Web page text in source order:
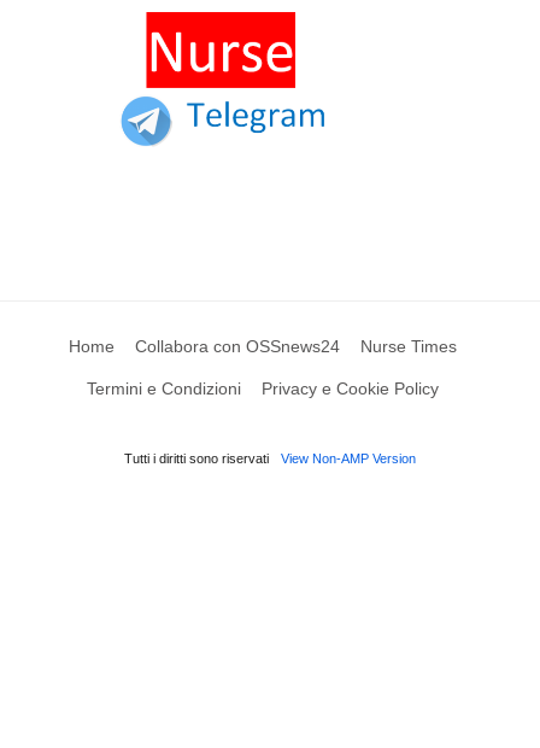
Home Collabora con OSSnews24 Nurse Times
Termini e Condizioni Privacy e Cookie Policy
Tutti i diritti sono riservati View Non-AMP Version